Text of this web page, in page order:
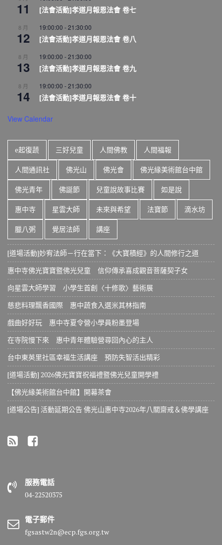
11 [法會活動]孝道月報恩法會 卷七
8 月
12
19:00:00 -21:30:00
[法會活動]孝道月報恩法會 卷八
8 月
13
19:00:00 -21:30:00
[法會活動]孝道月報恩法會 卷九
8 月
14
19:00:00 -21:30:00
[法會活動]孝道月報恩法會 卷十
View Calendar
e起復蔬 三好兒童 人間佛教 人間福報
人間通訊社 佛光山 佛光會 佛光緣美術館台中館
佛光青年 佛誕節 兒童說故事比賽 如是說
惠中寺 星雲大師 未來與希望 法寶節 滴水坊
臘八粥 覺居法師 講座
[道場活動]妙宥法師－行在當下：《大寶積經》的人間修行之道
惠中寺佛光寶寶暨佛光兒童 信仰傳承喜成觀音菩薩契子女
向星雲大師學習 小學生首創〈十修歌〉藝術展
慈悲料理飄香國際 惠中蔬食入選米其林指南
戲曲好好玩 惠中寺夏令營小學員粉墨登場
在寺院慢下來 惠中青年體驗營尋回內心的主人
台中東英里社區幸福生活講座 預防失智活出精彩
[道場活動] 2026佛光寶寶祝福禮暨佛光兒童開學禮
【佛光緣美術館台中館】開幕茶會
[道場公告] 活動延期公告 佛光山惠中寺2026年八關齋戒＆佛學講座
服務電話
04-22520375
電子郵件
fgsastw2n@ecp.fgs.org.tw